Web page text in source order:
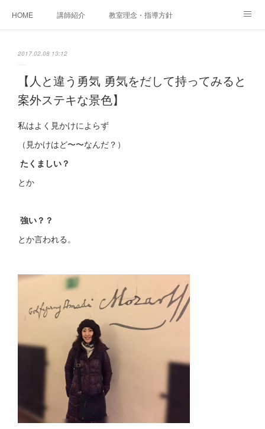
HOME 講師紹介 教室理念・指導方針
ご相談・体験レッスンお申し込み
アクセス
2017.02.08 13:12
【人と違う勇気 勇気をだして持ってみると
案外ステキな景色】
私はよく見かけによらず
（見かけはど〜〜なんだ？）
たくましい？
とか
強い？？
とか言われる。